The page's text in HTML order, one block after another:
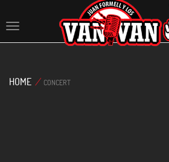
Toggle
HOME / CONCERT